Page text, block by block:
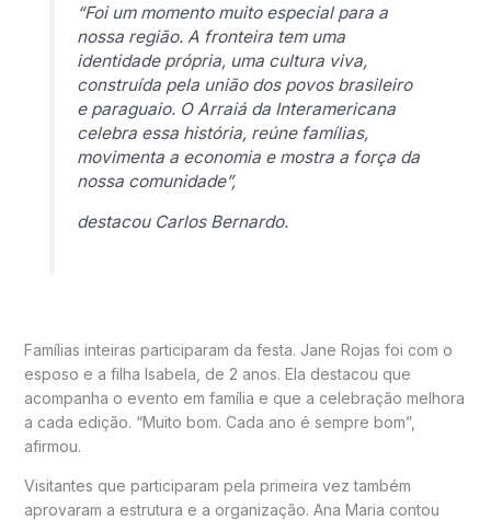
“Foi um momento muito especial para a
nossa região. A fronteira tem uma
identidade própria, uma cultura viva,
construída pela união dos povos brasileiro
e paraguaio. O Arraiá da Interamericana
celebra essa história, reúne famílias,
movimenta a economia e mostra a força da
nossa comunidade”,
destacou Carlos Bernardo.
Famílias inteiras participaram da festa. Jane Rojas foi com o
esposo e a filha Isabela, de 2 anos. Ela destacou que
acompanha o evento em família e que a celebração melhora
a cada edição. “Muito bom. Cada ano é sempre bom”,
afirmou.
Visitantes que participaram pela primeira vez também
aprovaram a estrutura e a organização. Ana Maria contou